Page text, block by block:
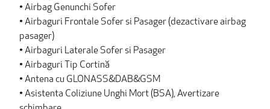
• Airbag Genunchi Sofer
• Airbaguri Frontale Sofer si Pasager (dezactivare airbag
pasager)
• Airbaguri Laterale Sofer si Pasager
• Airbaguri Tip Cortină
• Antena cu GLONASS&DAB&GSM
• Asistenta Coliziune Unghi Mort (BSA), Avertizare